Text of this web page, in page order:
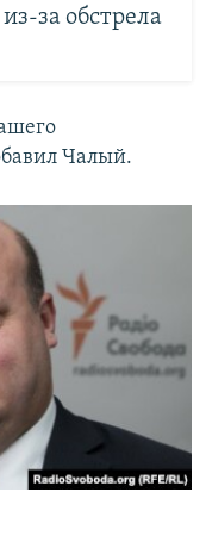
за обстрела
Чалый.